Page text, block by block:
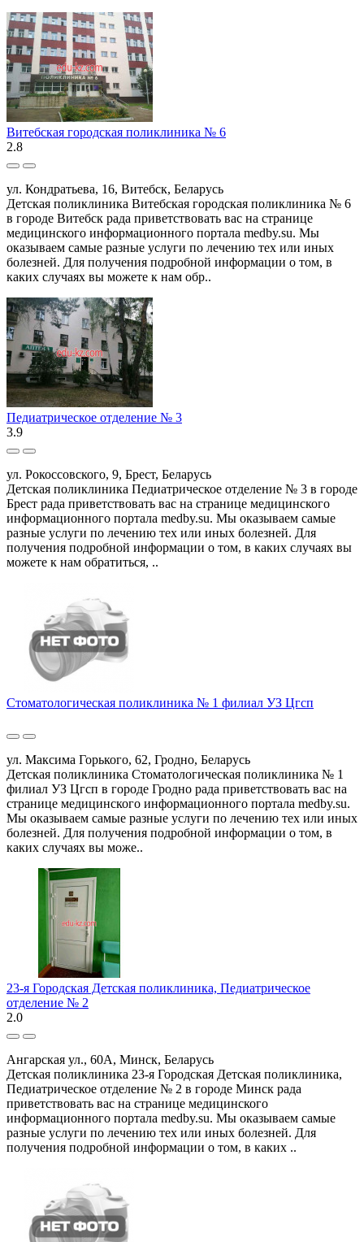
Витебская городская поликлиника № 6
2.8
ул. Кондратьева, 16, Витебск, Беларусь
Детская поликлиника Витебская городская поликлиника № 6
в городе Витебск рада приветствовать вас на странице
медицинского информационного портала medby.su. Мы
оказываем самые разные услуги по лечению тех или иных
болезней. Для получения подробной информации о том, в
каких случаях вы можете к нам обр..
Педиатрическое отделение № 3
3.9
ул. Рокоссовского, 9, Брест, Беларусь
Детская поликлиника Педиатрическое отделение № 3 в городе
Брест рада приветствовать вас на странице медицинского
информационного портала medby.su. Мы оказываем самые
разные услуги по лечению тех или иных болезней. Для
получения подробной информации о том, в каких случаях вы
можете к нам обратиться, ..
Стоматологическая поликлиника № 1 филиал УЗ Цгсп
ул. Максима Горького, 62, Гродно, Беларусь
Детская поликлиника Стоматологическая поликлиника № 1
филиал УЗ Цгсп в городе Гродно рада приветствовать вас на
странице медицинского информационного портала medby.su.
Мы оказываем самые разные услуги по лечению тех или иных
болезней. Для получения подробной информации о том, в
каких случаях вы може..
23-я Городская Детская поликлиника, Педиатрическое
отделение № 2
2.0
Ангарская ул., 60А, Минск, Беларусь
Детская поликлиника 23-я Городская Детская поликлиника,
Педиатрическое отделение № 2 в городе Минск рада
приветствовать вас на странице медицинского
информационного портала medby.su. Мы оказываем самые
разные услуги по лечению тех или иных болезней. Для
получения подробной информации о том, в каких ..